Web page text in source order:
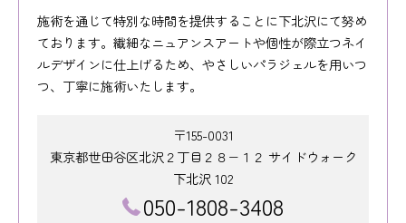
施術を通じて特別な時間を提供することに下北沢にて努め
ております。繊細なニュアンスアートや個性が際立つネイ
ルデザインに仕上げるため、やさしいパラジェルを用いつ
つ、丁寧に施術いたします。
〒155-0031
東京都世田谷区北沢２丁目２８−１２ サイドウォーク
下北沢 102
050-1808-3408